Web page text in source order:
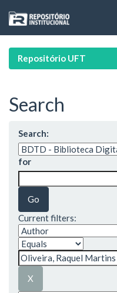
navigation
Repositório UFT
Search
Search:
for
Current filters: